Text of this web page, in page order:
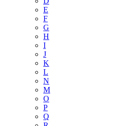
E
F
G
H
I
J
K
L
N
M
O
P
Q